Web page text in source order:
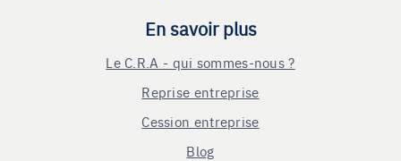
En savoir plus
Le C.R.A - qui sommes-nous ?
Reprise entreprise
Cession entreprise
Blog